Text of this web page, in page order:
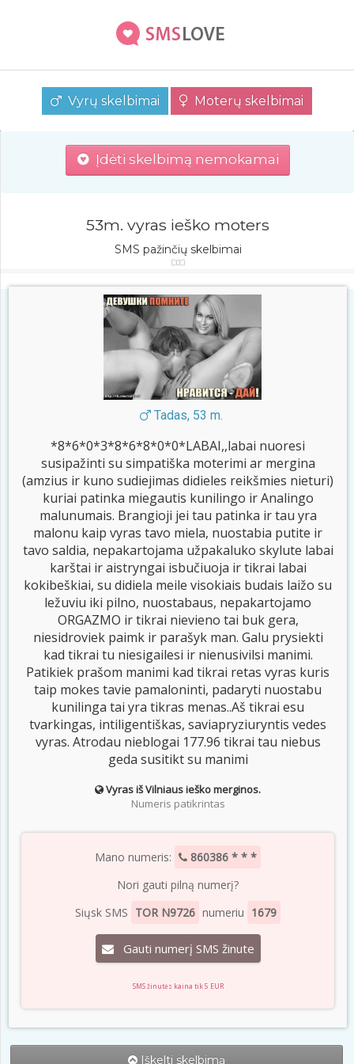
Vyrų skelbimai Moterų skelbimai
Įdėti skelbimą nemokamai
53m. vyras ieško moters
SMS pažinčių skelbimai
Tadas, 53 m.
*8*6*0*3*8*6*8*0*0*LABAI,,labai nuoresi
susipažinti su simpatiška moterimi ar mergina
(amzius ir kuno sudiejimas didieles reikšmies nieturi)
kuriai patinka miegautis kunilingo ir Analingo
malunumais. Brangioji jei tau patinka ir tau yra
malonu kaip vyras tavo miela, nuostabia putite ir
tavo saldia, nepakartojama užpakaluko skylute labai
karštai ir aistryngai isbučiuoja ir tikrai labai
kokibeškiai, su didiela meile visokiais budais laižo su
ležuviu iki pilno, nuostabaus, nepakartojamo
ORGAZMO ir tikrai nievieno tai buk gera,
niesidroviek paimk ir parašyk man. Galu prysiekti
kad tikrai tu niesigailesi ir nienusivilsi manimi.
Patikiek prašom manimi kad tikrai retas vyras kuris
taip mokes tavie pamaloninti, padaryti nuostabu
kunilinga tai yra tikras menas..Aš tikrai esu
tvarkingas, intiligentiškas, saviapryziuryntis vedes
vyras. Atrodau nieblogai 177.96 tikrai tau niebus
geda susitikt su manimi
Vyras iš Vilniaus ieško merginos.
Numeris patikrintas
Mano numeris:
860386 * * *
Nori gauti pilną numerį?
Siųsk SMS TOR N9726 numeriu 1679
Gauti numerį SMS žinute
SMS žinutės kaina tik 5 EUR
Iškelti skelbimą